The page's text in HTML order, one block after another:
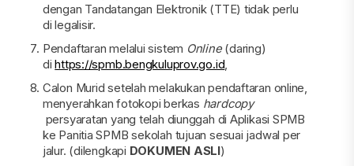
dengan Tandatangan Elektronik (TTE) tidak perlu
di legalisir.
Pendaftaran melalui sistem Online(daring)
dihttps://spmb.bengkuluprov.go.id
Calon Murid setelah melakukan pendaftaran online,
menyerahkan fotokopi berkas hardcopy
persyaratan yang telah diunggah di Aplikasi SPMB
ke Panitia SPMB sekolah tujuan sesuai jadwal per
jalur. (dilengkapi DOKUMEN ASLI)